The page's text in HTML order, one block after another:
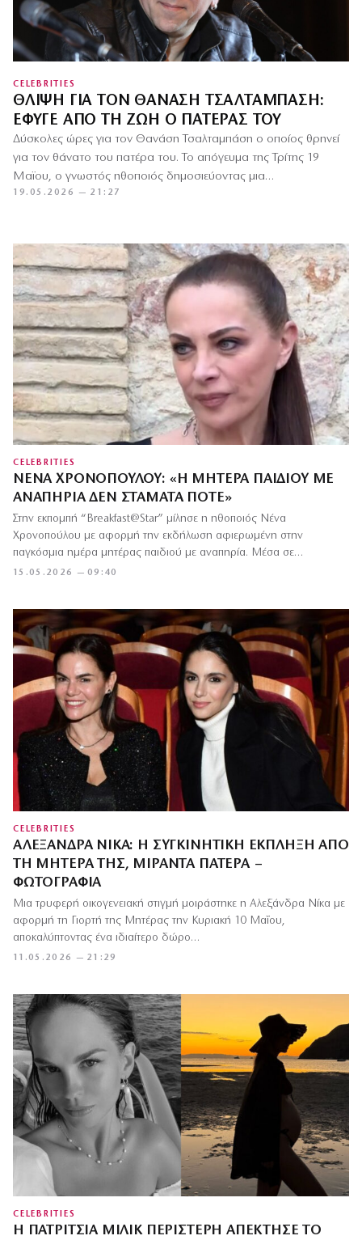
CELEBRITIES
ΘΛΊΨΗ ΓΙΑ ΤΟΝ ΘΑΝΆΣΗ ΤΣΑΛΤΑΜΠΆΣΗ:
ΈΦΥΓΕ ΑΠΌ ΤΗ ΖΩΉ Ο ΠΑΤΈΡΑΣ ΤΟΥ
Δύσκολες ώρες για τον Θανάση Τσαλταμπάση ο οποίος θρηνεί
για τον θάνατο του πατέρα του. Το απόγευμα της Τρίτης 19
Μαϊου, ο γνωστός ηθοποιός δημοσιεύοντας μια…
19.05.2026 — 21:27
CELEBRITIES
ΝΈΝΑ ΧΡΟΝΟΠΟΎΛΟΥ: «Η ΜΗΤΈΡΑ ΠΑΙΔΙΟΎ ΜΕ
ΑΝΑΠΗΡΊΑ ΔΕΝ ΣΤΑΜΑΤΆ ΠΟΤΈ»
15.05.2026 — 09:40
Στην εκπομπή “Breakfast@Star” μίλησε η ηθοποιός Νένα
Χρονοπούλου με αφορμή την εκδήλωση αφιερωμένη στην
παγκόσμια ημέρα μητέρας παιδιού με αναπηρία. Μέσα σε…
CELEBRITIES
ΑΛΕΞΆΝΔΡΑ ΝΊΚΑ: Η ΣΥΓΚΙΝΗΤΙΚΉ ΈΚΠΛΗΞΗ ΑΠΌ
ΤΗ ΜΗΤΈΡΑ ΤΗΣ, ΜΙΡΆΝΤΑ ΠΑΤΈΡΑ –
ΦΩΤΟΓΡΑΦΊΑ
11.05.2026 — 21:29
Μια τρυφερή οικογενειακή στιγμή μοιράστηκε η Αλεξάνδρα Νίκα με
αφορμή τη Γιορτή της Μητέρας την Κυριακή 10 Μαΐου,
αποκαλύπτοντας ένα ιδιαίτερο δώρο…
CELEBRITIES
Η ΠΑΤΡΊΤΣΙΑ ΜΊΛΙΚ ΠΕΡΙΣΤΈΡΗ ΑΠΈΚΤΗΣΕ ΤΟ